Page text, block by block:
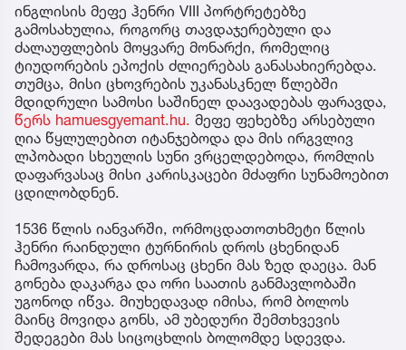
ინგლისის მეფე ჰენრი VIII პორტრეტებზე
გამოსახულია, როგორც თავდაჯერებული და
ძალაუფლების მოყვარე მონარქი, რომელიც
ტიუდორების ეპოქის ძლიერებას განასახიერებდა.
თუმცა, მისი ცხოვრების უკანასკნელ წლებში
მდიდრული სამოსი საშინელ დაავადებას ფარავდა,
წერს hamuesgyemant.hu. მეფე ფეხებზე არსებული
ღია წყლულებით იტანჯებოდა და მის ირგვლივ
ლპობადი სხეულის სუნი ვრცელდებოდა, რომლის
დაფარვასაც მისი კარისკაცები მძაფრი სუნამოებით
ცდილობდნენ.
1536 წლის იანვარში, ორმოცდათოთხმეტი წლის
ჰენრი რაინდული ტურნირის დროს ცხენიდან
ჩამოვარდა, რა დროსაც ცხენი მას ზედ დაეცა. მან
გონება დაკარგა და ორი საათის განმავლობაში
უგონოდ იწვა. მიუხედავად იმისა, რომ ბოლოს
მაინც მოვიდა გონს, ამ უბედური შემთხვევის
შედეგები მას სიცოცხლის ბოლომდე სდევდა.